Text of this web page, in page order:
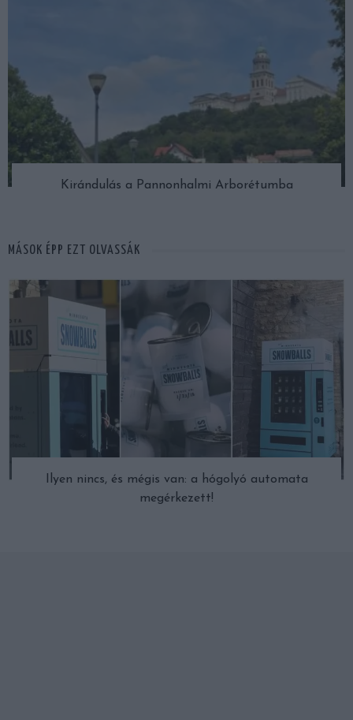
Kirándulás a Pannonhalmi Arborétumba
MÁSOK ÉPP EZT OLVASSÁK
Ilyen nincs, és mégis van: a hógolyó automata
megérkezett!